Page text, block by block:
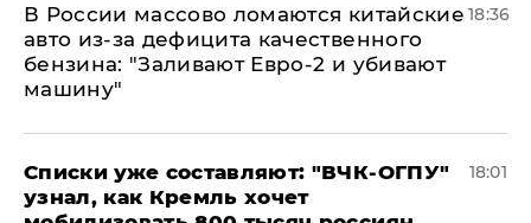
В России массово ломаются китайские
авто из-за дефицита качественного
бензина: "Заливают Евро-2 и убивают
машину"
18:36
Списки уже составляют: "ВЧК-ОГПУ"
узнал, как Кремль хочет
18:01